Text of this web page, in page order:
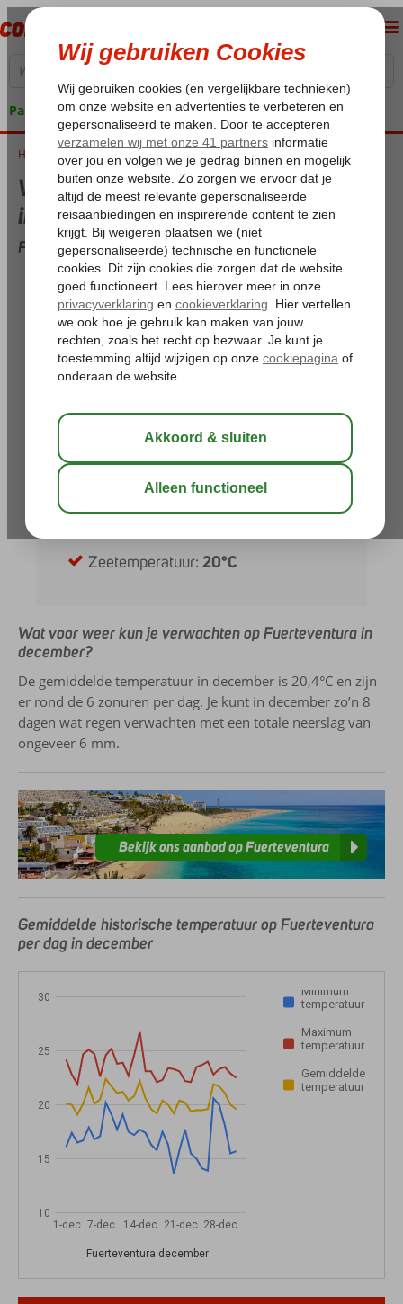
Pakketgarantie
Home Weer en temperatuur op Fuerteventura in december
Weer en temperatuur op Fuerteventura
in december
Fuerteventura overzicht voor december
Maximum temperatuur:23,5°C
Minimum temperatuur (nacht):17°C
Dagen met regen:
Neerslag:6 mm
Zonuren per dag:6
Zeetemperatuur:20°C
Wat voor weer kun je verwachten op Fuerteventura in
december?
De gemiddelde temperatuur in december is 20,4°C en zijn
er rond de 6 zonuren per dag. Je kunt in december zo’n 8
dagen wat regen verwachten met een totale neerslag van
ongeveer 6 mm.
Bekijk ons aanbod op Fuerteventura
Gemiddelde historische temperatuur op Fuerteventura
per dag in december
Minimum
temperatuur
Maximum
temperatuur
Gemiddelde
temperatuur
1-dec 7-dec 14-dec 21-dec 28-dec
Fuerteventura december
10
15
20
25
30